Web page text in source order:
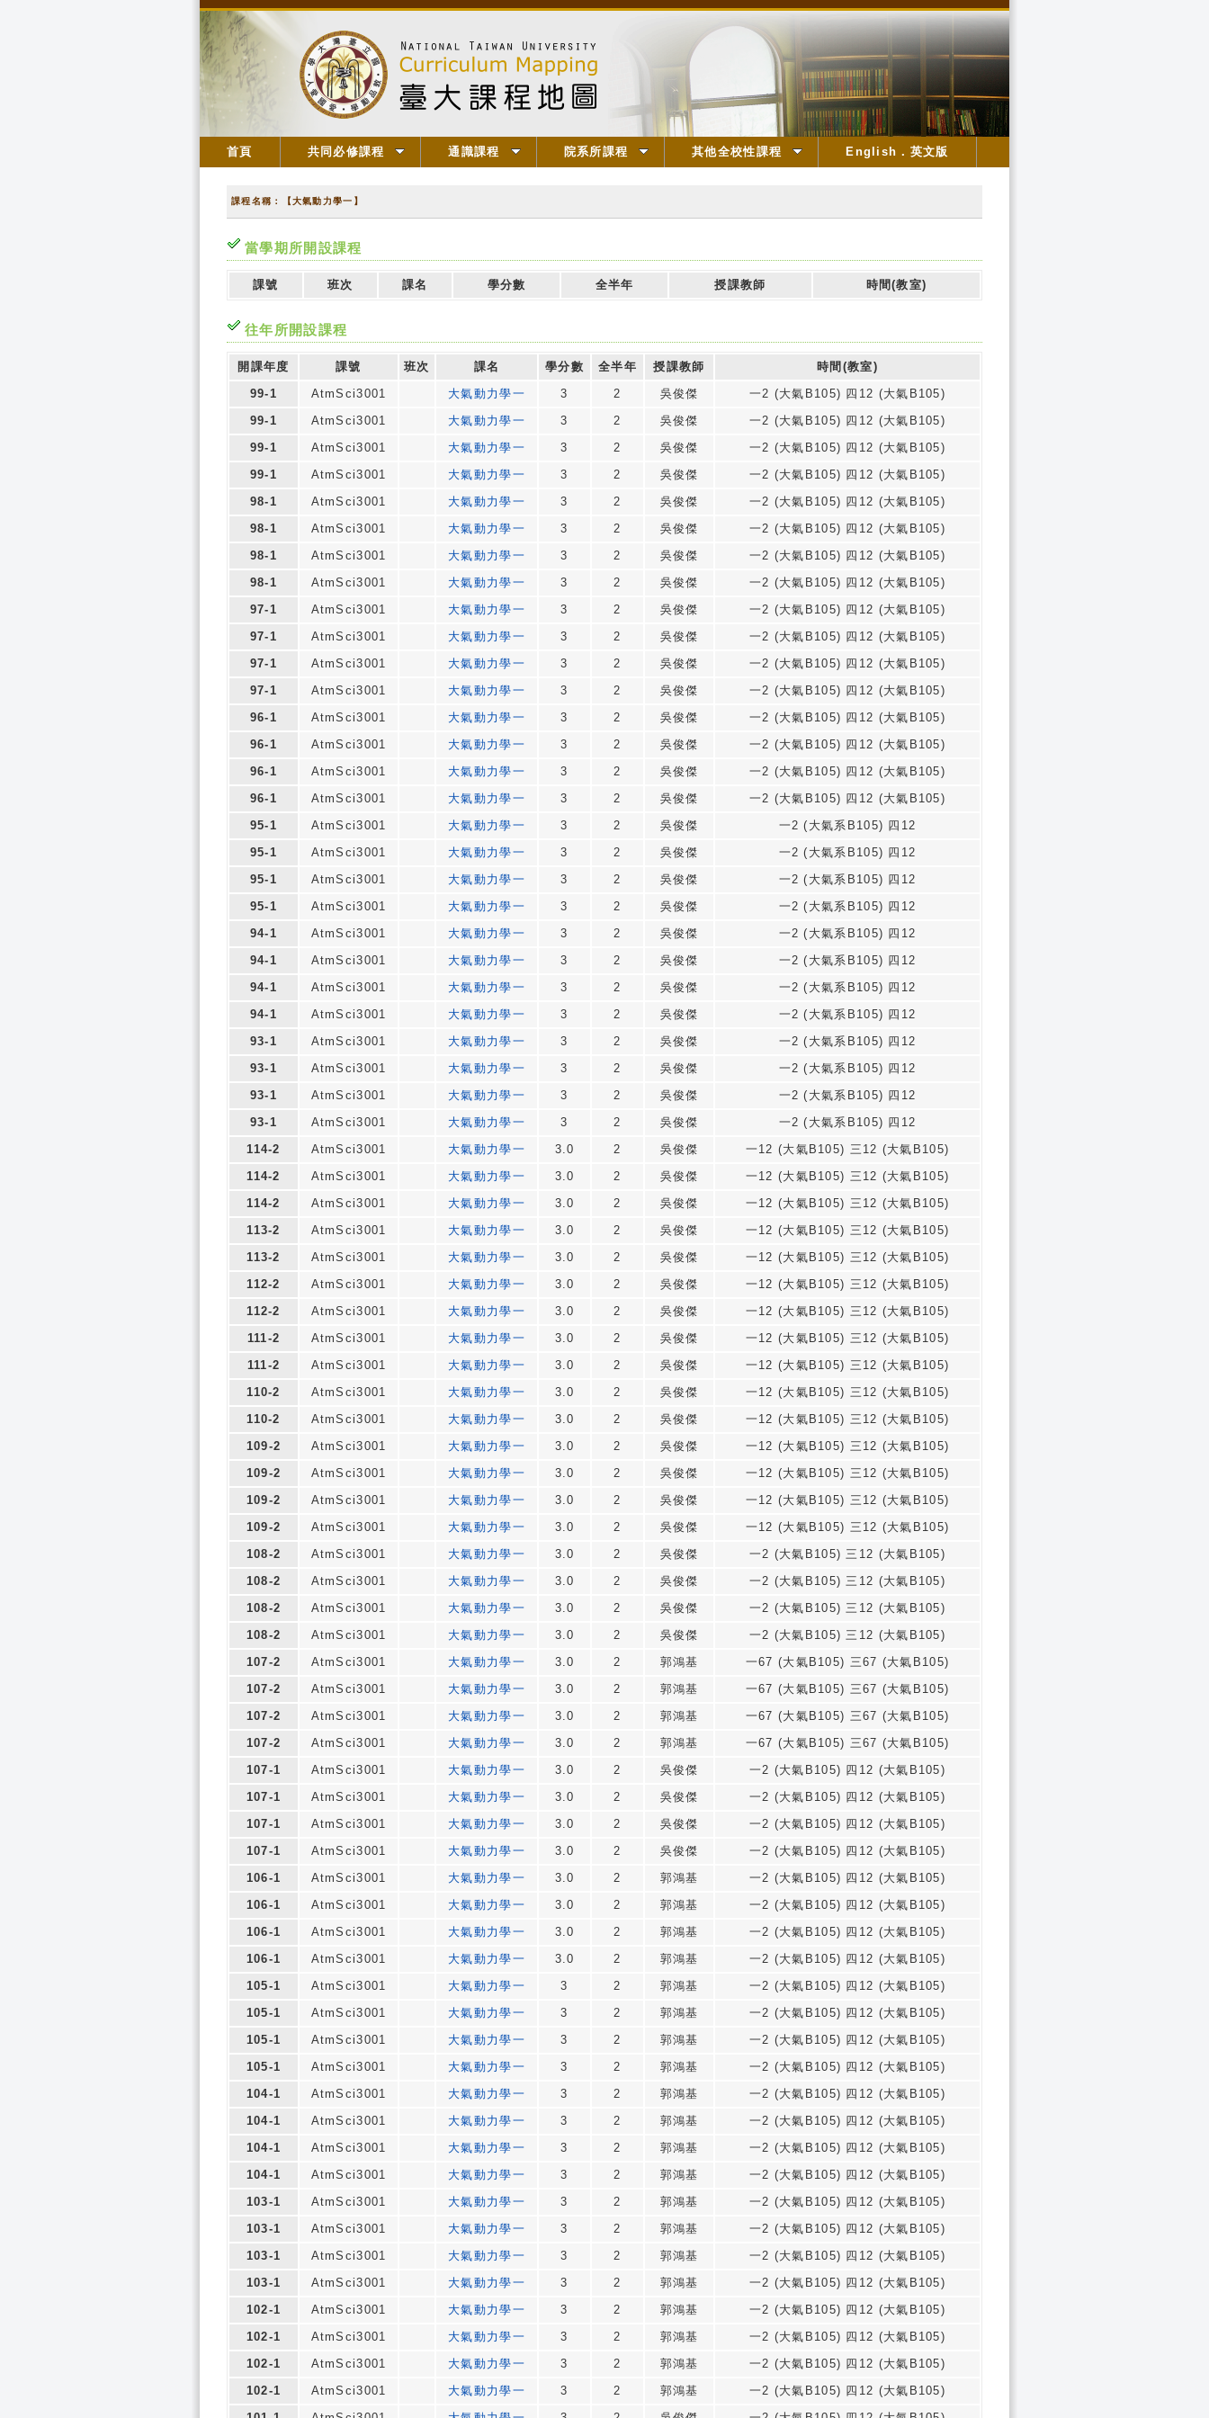
首頁 共同必修課程 通識課程 院系所課程 其他全校性課程 English．英文版
課程名稱：【大氣動力學一】
當學期所開設課程
課號 班次 課名 學分數 全半年 授課教師 時間(教室)
往年所開設課程
開課年度 課號 班次 課名 學分數 全半年 授課教師
時間(教室)
99-1
AtmSci3001 大氣動力學一 3 2 吳俊傑
一2 (大氣B105) 四12 (大氣B105)
99-1
AtmSci3001 大氣動力學一 3 2 吳俊傑
一2 (大氣B105) 四12 (大氣B105)
99-1
AtmSci3001 大氣動力學一 3 2 吳俊傑
一2 (大氣B105) 四12 (大氣B105)
99-1
AtmSci3001 大氣動力學一 3 2 吳俊傑
一2 (大氣B105) 四12 (大氣B105)
98-1
AtmSci3001 大氣動力學一 3 2 吳俊傑
一2 (大氣B105) 四12 (大氣B105)
98-1
AtmSci3001 大氣動力學一 3 2 吳俊傑
一2 (大氣B105) 四12 (大氣B105)
98-1
AtmSci3001 大氣動力學一 3 2 吳俊傑
一2 (大氣B105) 四12 (大氣B105)
98-1
AtmSci3001 大氣動力學一 3 2 吳俊傑
一2 (大氣B105) 四12 (大氣B105)
97-1
AtmSci3001 大氣動力學一 3 2 吳俊傑
一2 (大氣B105) 四12 (大氣B105)
97-1
AtmSci3001 大氣動力學一 3 2 吳俊傑
一2 (大氣B105) 四12 (大氣B105)
97-1
AtmSci3001 大氣動力學一 3 2 吳俊傑
一2 (大氣B105) 四12 (大氣B105)
97-1
AtmSci3001 大氣動力學一 3 2 吳俊傑
一2 (大氣B105) 四12 (大氣B105)
96-1
AtmSci3001 大氣動力學一 3 2 吳俊傑
一2 (大氣B105) 四12 (大氣B105)
96-1
AtmSci3001 大氣動力學一 3 2 吳俊傑
一2 (大氣B105) 四12 (大氣B105)
96-1
AtmSci3001 大氣動力學一 3 2 吳俊傑
一2 (大氣B105) 四12 (大氣B105)
96-1
AtmSci3001 大氣動力學一 3 2 吳俊傑
一2 (大氣B105) 四12 (大氣B105)
95-1
AtmSci3001 大氣動力學一 3 2 吳俊傑
一2 (大氣系B105) 四12
95-1
AtmSci3001 大氣動力學一 3 2 吳俊傑
一2 (大氣系B105) 四12
95-1
AtmSci3001 大氣動力學一 3 2 吳俊傑
一2 (大氣系B105) 四12
95-1
AtmSci3001 大氣動力學一 3 2 吳俊傑
一2 (大氣系B105) 四12
94-1
AtmSci3001 大氣動力學一 3 2 吳俊傑
一2 (大氣系B105) 四12
94-1
AtmSci3001 大氣動力學一 3 2 吳俊傑
一2 (大氣系B105) 四12
94-1
AtmSci3001 大氣動力學一 3 2 吳俊傑
一2 (大氣系B105) 四12
94-1
AtmSci3001 大氣動力學一 3 2 吳俊傑
一2 (大氣系B105) 四12
93-1
AtmSci3001 大氣動力學一 3 2 吳俊傑
一2 (大氣系B105) 四12
93-1
AtmSci3001 大氣動力學一 3 2 吳俊傑
一2 (大氣系B105) 四12
93-1
AtmSci3001 大氣動力學一 3 2 吳俊傑
一2 (大氣系B105) 四12
93-1
AtmSci3001 大氣動力學一 3 2 吳俊傑
一2 (大氣系B105) 四12
114-2
AtmSci3001 大氣動力學一 3.0 2 吳俊傑
一12 (大氣B105) 三12 (大氣B105)
114-2
AtmSci3001 大氣動力學一 3.0 2 吳俊傑
一12 (大氣B105) 三12 (大氣B105)
114-2
AtmSci3001 大氣動力學一 3.0 2 吳俊傑
一12 (大氣B105) 三12 (大氣B105)
113-2
AtmSci3001 大氣動力學一 3.0 2 吳俊傑
一12 (大氣B105) 三12 (大氣B105)
113-2
AtmSci3001 大氣動力學一 3.0 2 吳俊傑
一12 (大氣B105) 三12 (大氣B105)
112-2
AtmSci3001 大氣動力學一 3.0 2 吳俊傑
一12 (大氣B105) 三12 (大氣B105)
112-2
AtmSci3001 大氣動力學一 3.0 2 吳俊傑
一12 (大氣B105) 三12 (大氣B105)
111-2
AtmSci3001 大氣動力學一 3.0 2 吳俊傑
一12 (大氣B105) 三12 (大氣B105)
111-2
AtmSci3001 大氣動力學一 3.0 2 吳俊傑
一12 (大氣B105) 三12 (大氣B105)
110-2
AtmSci3001 大氣動力學一 3.0 2 吳俊傑
一12 (大氣B105) 三12 (大氣B105)
110-2
AtmSci3001 大氣動力學一 3.0 2 吳俊傑
一12 (大氣B105) 三12 (大氣B105)
109-2
AtmSci3001 大氣動力學一 3.0 2 吳俊傑
一12 (大氣B105) 三12 (大氣B105)
109-2
AtmSci3001 大氣動力學一 3.0 2 吳俊傑
一12 (大氣B105) 三12 (大氣B105)
109-2
AtmSci3001 大氣動力學一 3.0 2 吳俊傑
一12 (大氣B105) 三12 (大氣B105)
109-2
AtmSci3001 大氣動力學一 3.0 2 吳俊傑
一12 (大氣B105) 三12 (大氣B105)
108-2
AtmSci3001 大氣動力學一 3.0 2 吳俊傑
一2 (大氣B105) 三12 (大氣B105)
108-2
AtmSci3001 大氣動力學一 3.0 2 吳俊傑
一2 (大氣B105) 三12 (大氣B105)
108-2
AtmSci3001 大氣動力學一 3.0 2 吳俊傑
一2 (大氣B105) 三12 (大氣B105)
108-2
AtmSci3001 大氣動力學一 3.0 2 吳俊傑
一2 (大氣B105) 三12 (大氣B105)
107-2
AtmSci3001 大氣動力學一 3.0 2 郭鴻基
一67 (大氣B105) 三67 (大氣B105)
107-2
AtmSci3001 大氣動力學一 3.0 2 郭鴻基
一67 (大氣B105) 三67 (大氣B105)
107-2
AtmSci3001 大氣動力學一 3.0 2 郭鴻基
一67 (大氣B105) 三67 (大氣B105)
107-2
AtmSci3001 大氣動力學一 3.0 2 郭鴻基
一67 (大氣B105) 三67 (大氣B105)
107-1
AtmSci3001 大氣動力學一 3.0 2 吳俊傑
一2 (大氣B105) 四12 (大氣B105)
107-1
AtmSci3001 大氣動力學一 3.0 2 吳俊傑
一2 (大氣B105) 四12 (大氣B105)
107-1
AtmSci3001 大氣動力學一 3.0 2 吳俊傑
一2 (大氣B105) 四12 (大氣B105)
107-1
AtmSci3001 大氣動力學一 3.0 2 吳俊傑
一2 (大氣B105) 四12 (大氣B105)
106-1
AtmSci3001 大氣動力學一 3.0 2 郭鴻基
一2 (大氣B105) 四12 (大氣B105)
106-1
AtmSci3001 大氣動力學一 3.0 2 郭鴻基
一2 (大氣B105) 四12 (大氣B105)
106-1
AtmSci3001 大氣動力學一 3.0 2 郭鴻基
一2 (大氣B105) 四12 (大氣B105)
106-1
AtmSci3001 大氣動力學一 3.0 2 郭鴻基
一2 (大氣B105) 四12 (大氣B105)
105-1
AtmSci3001 大氣動力學一 3 2 郭鴻基
一2 (大氣B105) 四12 (大氣B105)
105-1
AtmSci3001 大氣動力學一 3 2 郭鴻基
一2 (大氣B105) 四12 (大氣B105)
105-1
AtmSci3001 大氣動力學一 3 2 郭鴻基
一2 (大氣B105) 四12 (大氣B105)
105-1
AtmSci3001 大氣動力學一 3 2 郭鴻基
一2 (大氣B105) 四12 (大氣B105)
104-1
AtmSci3001 大氣動力學一 3 2 郭鴻基
一2 (大氣B105) 四12 (大氣B105)
104-1
AtmSci3001 大氣動力學一 3 2 郭鴻基
一2 (大氣B105) 四12 (大氣B105)
104-1
AtmSci3001 大氣動力學一 3 2 郭鴻基
一2 (大氣B105) 四12 (大氣B105)
104-1
AtmSci3001 大氣動力學一 3 2 郭鴻基
一2 (大氣B105) 四12 (大氣B105)
103-1
AtmSci3001 大氣動力學一 3 2 郭鴻基
一2 (大氣B105) 四12 (大氣B105)
103-1
AtmSci3001 大氣動力學一 3 2 郭鴻基
一2 (大氣B105) 四12 (大氣B105)
103-1
AtmSci3001 大氣動力學一 3 2 郭鴻基
一2 (大氣B105) 四12 (大氣B105)
103-1
AtmSci3001 大氣動力學一 3 2 郭鴻基
一2 (大氣B105) 四12 (大氣B105)
102-1
AtmSci3001 大氣動力學一 3 2 郭鴻基
一2 (大氣B105) 四12 (大氣B105)
102-1
AtmSci3001 大氣動力學一 3 2 郭鴻基
一2 (大氣B105) 四12 (大氣B105)
102-1
AtmSci3001 大氣動力學一 3 2 郭鴻基
一2 (大氣B105) 四12 (大氣B105)
102-1
AtmSci3001 大氣動力學一 3 2 郭鴻基
一2 (大氣B105) 四12 (大氣B105)